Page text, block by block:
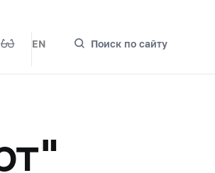
EN Поиск по сайту